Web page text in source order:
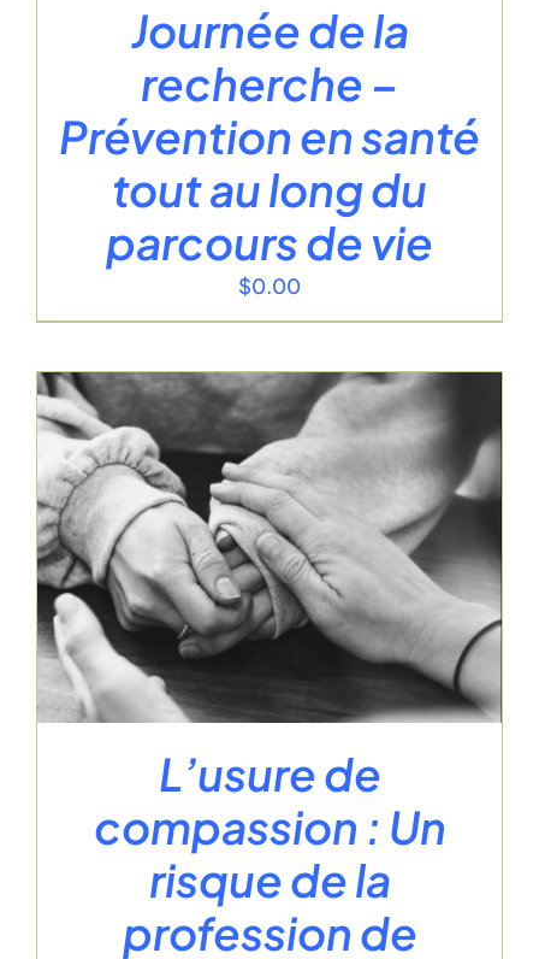
Journée de la
recherche –
Prévention en santé
tout au long du
parcours de vie
$0.00
L’usure de
compassion : Un
risque de la
profession de